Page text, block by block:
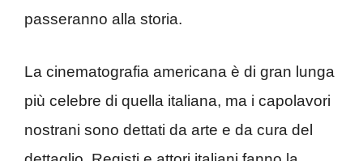
passeranno alla storia.
La cinematografia americana è di gran lunga
più celebre di quella italiana, ma i capolavori
nostrani sono dettati da arte e da cura del